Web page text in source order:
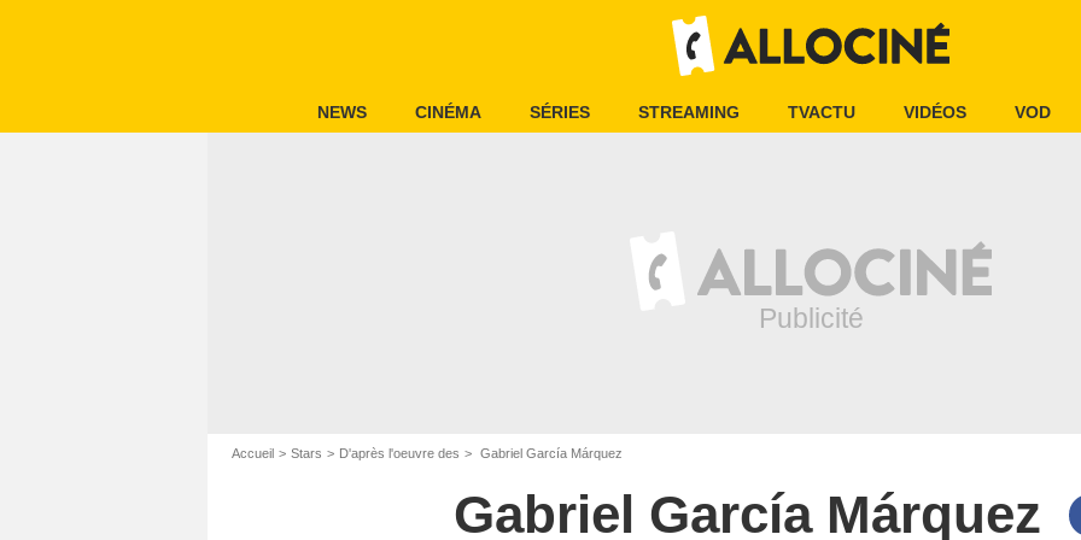
NEWS CINÉMA SÉRIES STREAMING TVACTU VIDÉOS VOD
Accueil Stars D'après l'oeuvre des Gabriel García Márquez
Gabriel García Márquez